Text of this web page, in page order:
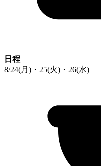
日程
8/24(月)・25(火)・26(水)